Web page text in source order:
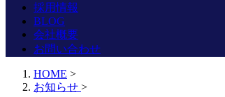
採用情報
BLOG
会社概要
お問い合わせ
HOME >
お知らせ >